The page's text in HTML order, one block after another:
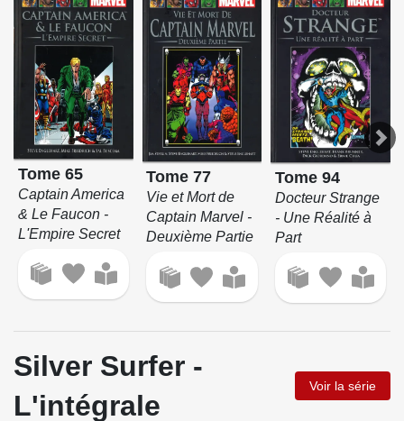
Tome 65
Captain America
& Le Faucon -
L'Empire Secret
Tome 77
Vie et Mort de
Captain Marvel -
Deuxième Partie
Tome 94
Docteur Strange
- Une Réalité à
Part
Silver Surfer -
L'intégrale
Voir la série